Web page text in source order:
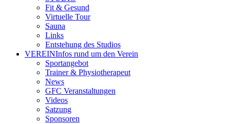
Fit & Gesund
Virtuelle Tour
Sauna
Links
Entstehung des Studios
VEREINInfos rund um den Verein
Sportangebot
Trainer& Physiotherapeut
News
GFC Veranstaltungen
Videos
Satzung
Sponsoren